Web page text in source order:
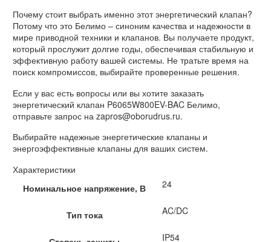
Почему стоит выбрать именно этот энергетический клапан?
Потому что это Белимо – синоним качества и надежности в
мире приводной техники и клапанов. Вы получаете продукт,
который прослужит долгие годы, обеспечивая стабильную и
эффективную работу вашей системы. Не тратьте время на
поиск компромиссов, выбирайте проверенные решения.
Если у вас есть вопросы или вы хотите заказать
энергетический клапан P6065W800EV-BAC Белимо,
отправьте запрос на zapros@oborudrus.ru.
Выбирайте надежные энергетические клапаны и
энергоэффективные клапаны для ваших систем.
Характеристики
Номинальное напряжение, В
24
Тип тока AC/DC
IP54